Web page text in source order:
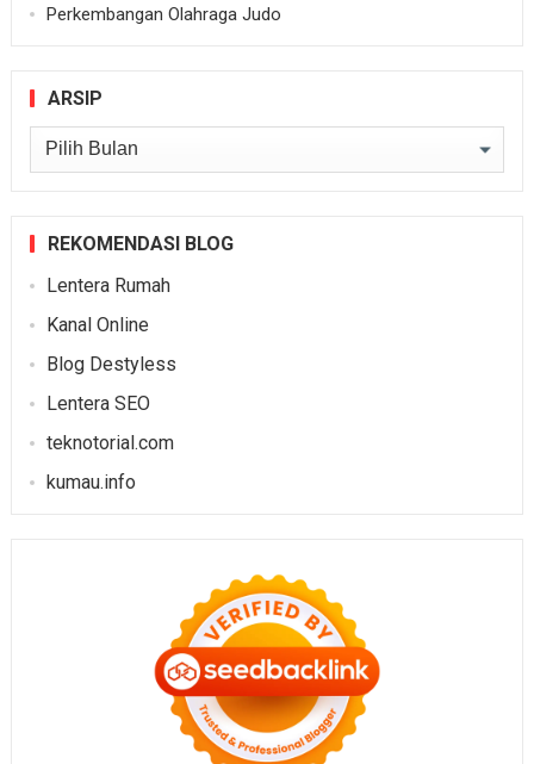
Perkembangan Olahraga Judo
ARSIP
Arsip
REKOMENDASI BLOG
Lentera Rumah
Kanal Online
Blog Destyless
Lentera SEO
teknotorial.com
kumau.info